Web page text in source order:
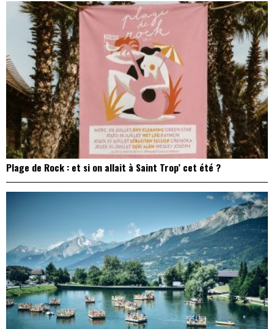
Plage de Rock : et si on allait à Saint Trop’ cet été ?